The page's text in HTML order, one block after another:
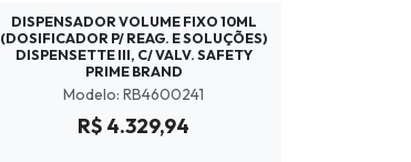
DISPENSADOR VOLUME FIXO 10ML
(DOSIFICADOR P/ REAG. E SOLUÇÕES)
DISPENSETTE III, C/ VALV. SAFETY
PRIME BRAND
Modelo: RB4600241
R$ 4.329,94